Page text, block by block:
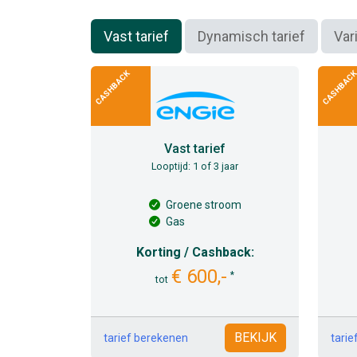
Vast tarief Dynamisch tarief
Vast tarief
Looptijd: 1 of 3 jaar
Groene stroom
Gas
Korting / Cashback:
tot € 600,- *
tarief berekenen BEKIJK
CASHBACK